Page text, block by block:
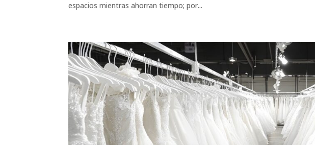
espacios mientras ahorran tiempo; por...